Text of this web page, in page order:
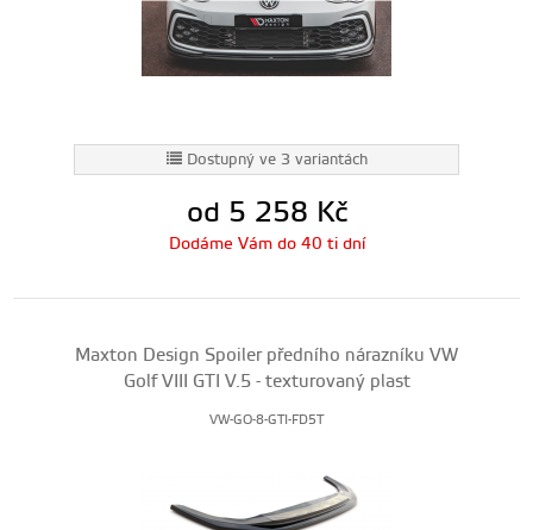
Dostupný ve 3 variantách
od 5 258 Kč
Dodáme Vám do 40 ti dní
Maxton Design Spoiler předního nárazníku VW
Golf VIII GTI V.5 - texturovaný plast
VW-GO-8-GTI-FD5T